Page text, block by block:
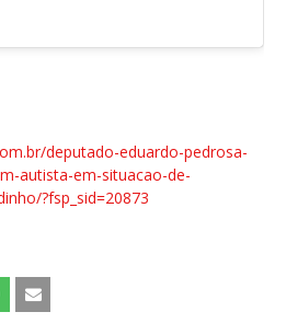
deputado-eduardo-pedrosa-
autista-em-situacao-de-
?fsp_sid=20873